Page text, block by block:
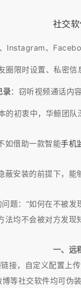
社交
Instagram、
圈限时设置、私密
录：窃听视频通话内
的初衷中，华鲸团
如借助一款智能手机
安装的前提下，能
题：“如何在不被
均不会被对方发
一、远
接，自定义配置上
等社交软件均可伪